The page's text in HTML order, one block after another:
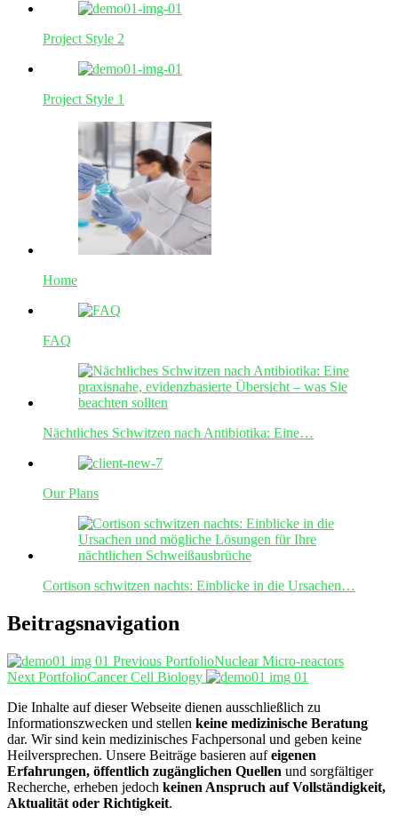
Project Style 2
Project Style 1
Home
FAQ
Nächtliches Schwitzen nach Antibiotika: Eine…
Our Plans
Cortison schwitzen nachts: Einblicke in die Ursachen…
Beitragsnavigation
Previous PortfolioNuclear Micro-reactors
Next PortfolioCancer Cell Biology
Die Inhalte auf dieser Webseite dienen ausschließlich zu
Informationszwecken und stellen keine medizinische Beratung
dar. Wir sind kein medizinisches Fachpersonal und geben keine
Heilversprechen. Unsere Beiträge basieren aufeigenen
Erfahrungen, öffentlich zugänglichen Quellen und sorgfältiger
Recherche, erheben jedoch keinen Anspruch auf Vollständigkeit,
Aktualität oder Richtigkeit.